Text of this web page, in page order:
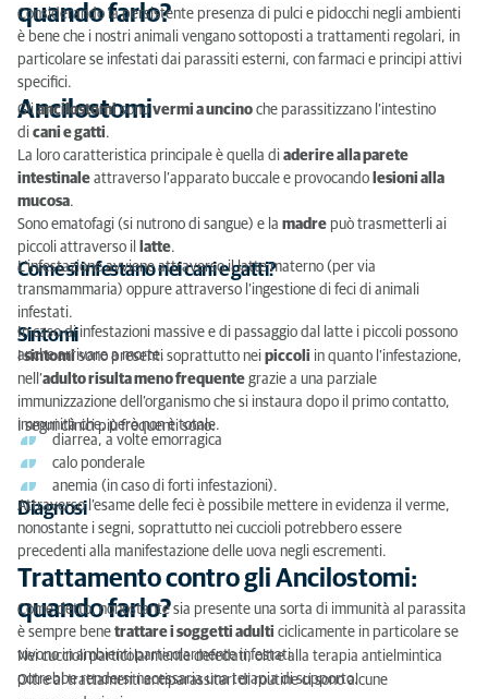
quando farlo?
Considerando la persistente presenza di pulci e pidocchi negli ambienti
è bene che i nostri animali vengano sottoposti a trattamenti regolari, in
particolare se infestati dai parassiti esterni, con farmaci e principi attivi
specifici.
Ancilostomi
Gli ancilostomisono vermi a uncino che parassitizzano l’intestino
di cani e gatti.
La loro caratteristica principale è quella di aderire alla parete
intestinale attraverso l’apparato buccale e provocando lesioni alla
mucosa.
Sono ematofagi (si nutrono di sangue) e la madre può trasmetterli ai
piccoli attraverso il
latte.
Come si infestano nei cani e gatti?
L’infestazione avviene attraverso il latte materno (per via
transmammaria) oppure attraverso l’ingestione di feci di animali
infestati.
Sintomi
In caso di infestazioni massive e di passaggio dal latte i piccoli possono
anche arrivare a morte.
Isintomisono presenti soprattutto nei piccoli in quanto l’infestazione,
nell’adulto risulta meno frequente grazie a una parziale
immunizzazione dell’organismo che si instaura dopo il primo contatto,
immunità che, però non è totale.
I segni clinici più frequenti sono:
diarrea, a volte emorragica
calo ponderale
anemia (in caso di forti infestazioni).
Diagnosi
Attraverso l’esame delle feci è possibile mettere in evidenza il verme,
nonostante i segni, soprattutto nei cuccioli potrebbero essere
precedenti alla manifestazione delle uova negli escrementi.
Trattamento contro gli Ancilostomi:
quando farlo?
Come detto, nonostante sia presente una sorta di immunità al parassita
è sempre bene trattare i soggetti adulti ciclicamente in particolare se
vivono in ambienti particolarmente infestati.
Nei cuccioli particolarmente defedati, oltre alla terapia antielmintica
potrebbe rendersi necessaria una terapia di supporto.
Oltre ai trattamenti antiparassitari di routine ci sono alcune